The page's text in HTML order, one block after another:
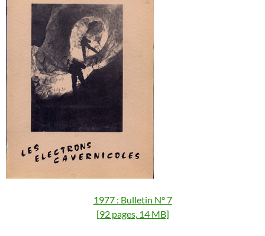
1977 : Bulletin N° 7
[92 pages, 14 MB]